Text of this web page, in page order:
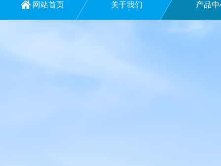
网站首页 关于我们 产品中